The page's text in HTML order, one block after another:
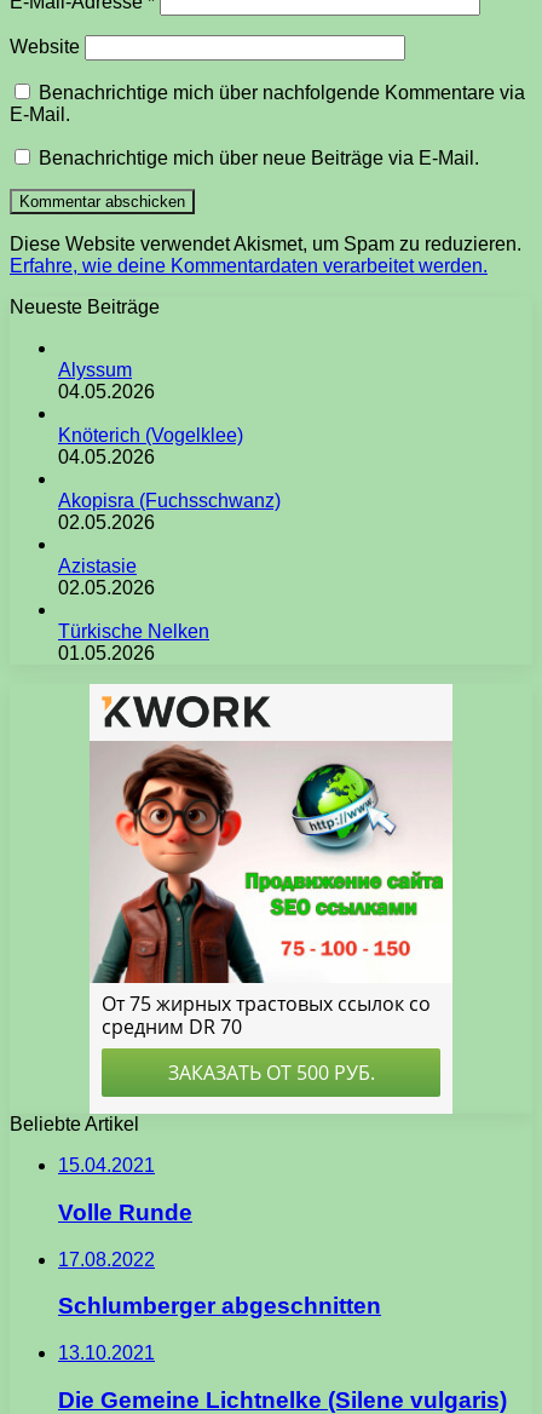
Website
Benachrichtige mich über nachfolgende Kommentare via
E-Mail.
Benachrichtige mich über neue Beiträge via E-Mail.
Diese Website verwendet Akismet, um Spam zu reduzieren.
Erfahre, wie deine Kommentardaten verarbeitet werden.
Neueste Beiträge
Alyssum
04.05.2026
Knöterich (Vogelklee)
04.05.2026
Akopisra (Fuchsschwanz)
02.05.2026
Azistasie
02.05.2026
Türkische Nelken
01.05.2026
Beliebte Artikel
15.04.2021
Volle Runde
17.08.2022
Schlumberger abgeschnitten
13.10.2021
Die Gemeine Lichtnelke (Silene vulgaris)